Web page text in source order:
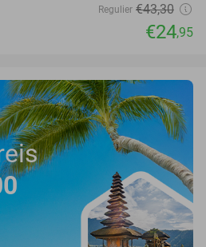
Regulier €43,30
€24,95